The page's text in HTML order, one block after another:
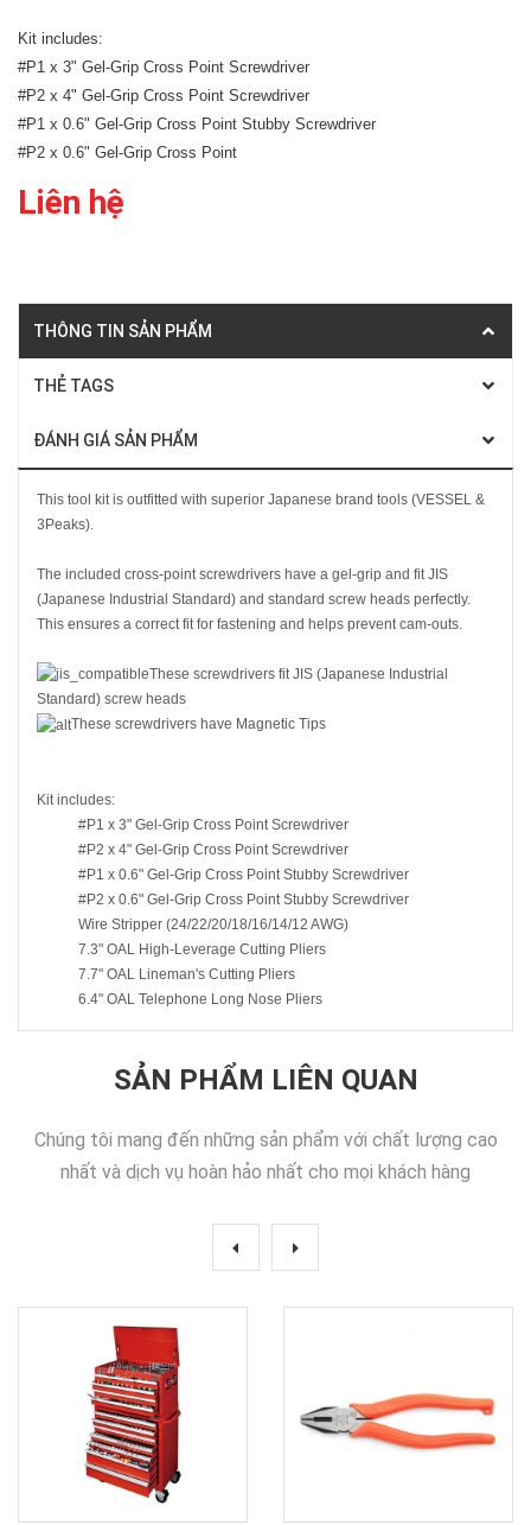
Kit includes:
#P1 x 3" Gel-Grip Cross Point Screwdriver
#P2 x 4" Gel-Grip Cross Point Screwdriver
#P1 x 0.6" Gel-Grip Cross Point Stubby Screwdriver
#P2 x 0.6" Gel-Grip Cross Point
Liên hệ
THÔNG TIN SẢN PHẨM
THẺ TAGS
ĐÁNH GIÁ SẢN PHẨM
This tool kit is outfitted with superior Japanese brand tools (VESSEL &
3Peaks).
The included cross-point screwdrivers have a gel-grip and fit JIS
(Japanese Industrial Standard) and standard screw heads perfectly.
This ensures a correct fit for fastening and helps prevent cam-outs.
These screwdrivers fit JIS (Japanese Industrial
Standard) screw heads
These screwdrivers have Magnetic Tips
Kit includes:
#P1 x 3" Gel-Grip Cross Point Screwdriver
#P2 x 4" Gel-Grip Cross Point Screwdriver
#P1 x 0.6" Gel-Grip Cross Point Stubby Screwdriver
#P2 x 0.6" Gel-Grip Cross Point Stubby Screwdriver
Wire Stripper (24/22/20/18/16/14/12 AWG)
7.3" OAL High-Leverage Cutting Pliers
7.7" OAL Lineman's Cutting Pliers
6.4" OAL Telephone Long Nose Pliers
SẢN PHẨM LIÊN QUAN
Chúng tôi mang đến những sản phẩm với chất lượng cao
nhất và dịch vụ hoàn hảo nhất cho mọi khách hàng